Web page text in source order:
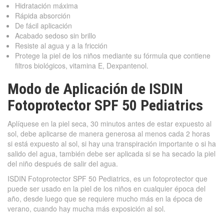
Hidratación máxima
Rápida absorción
De fácil aplicación
Acabado sedoso sin brillo
Resiste al agua y a la fricción
Protege la piel de los niños mediante su fórmula que contiene
filtros biológicos, vitamina E, Dexpantenol.
Modo de Aplicación de ISDIN
Fotoprotector SPF 50 Pediatrics
Aplíquese en la piel seca, 30 minutos antes de estar expuesto al
sol, debe aplicarse de manera generosa al menos cada 2 horas
si está expuesto al sol, si hay una transpiración importante o si ha
salido del agua, también debe ser aplicada si se ha secado la piel
del niño después de salir del agua.
ISDIN Fotoprotector SPF 50 Pediatrics, es un fotoprotector que
puede ser usado en la piel de los niños en cualquier época del
año, desde luego que se requiere mucho más en la época de
verano, cuando hay mucha más exposición al sol.